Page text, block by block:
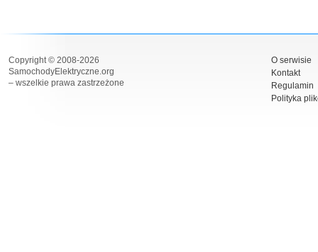
Copyright © 2008-2026
SamochodyElektryczne.org
– wszelkie prawa zastrzeżone
O serwisie
Kontakt
Regulamin
Polityka